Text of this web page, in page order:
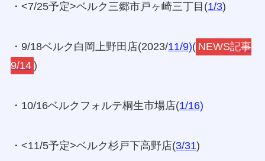
・<7/25予定>ベルク三郷市戸ヶ崎三丁目(1/3)
・9/18ベルク白岡上野田店(2023/11/9)( NEWS記事
9/14 )
・10/16ベルクフォルテ桐生市場店(1/16)
・<11/5予定>ベルク杉戸下高野店(3/31)